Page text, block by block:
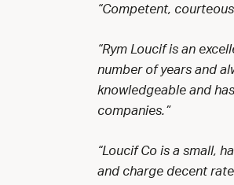
“Competent,
“Rym Loucif is an
number of years and
knowledgeable and
companies.”
“Loucif Co is a small,
and charge decent